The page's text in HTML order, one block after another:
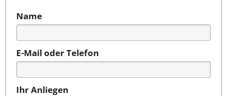
Name
E-Mail oder Telefon
Ihr Anliegen